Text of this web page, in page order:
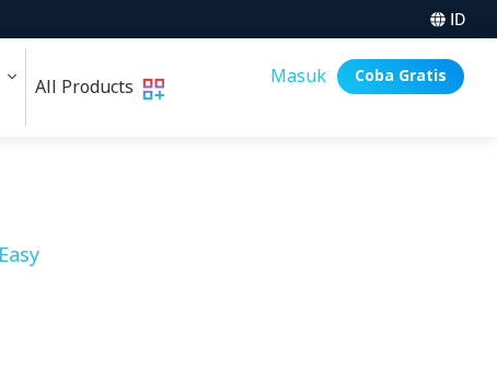
ID
All Products Masuk Coba Gratis